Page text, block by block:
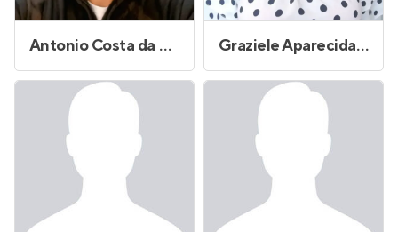
Antonio Costa da Silva Graziele Aparecida Maria Martiniano